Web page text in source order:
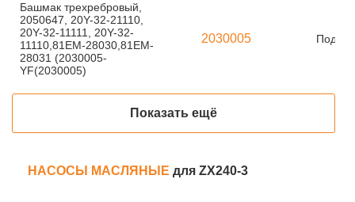
Башмак трехребровый,
2050647, 20Y-32-21110,
20Y-32-11111, 20Y-32-
11110,81EM-28030,81EM-
28031 (2030005-
YF(2030005)
2030005 Под
Показать ещё
НАСОСЫ МАСЛЯНЫЕ для ZX240-3